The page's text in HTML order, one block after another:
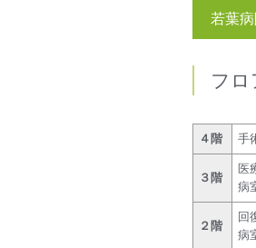
若葉
フロ
４階 手
３階
医
病
２階
回
病